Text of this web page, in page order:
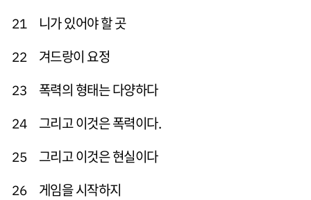
21 니가 있어야 할 곳
22 겨드랑이 요정
23 폭력의 형태는 다양하다
24 그리고 이것은 폭력이다.
25 그리고 이것은 현실이다
26 게임을 시작하지